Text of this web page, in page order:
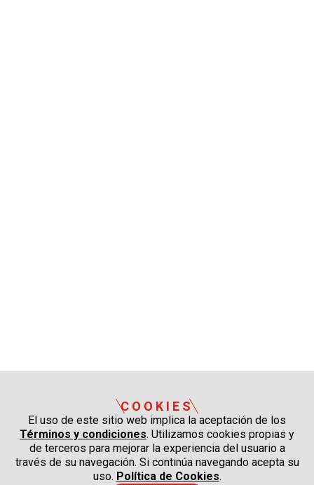
COOKIES
El uso de este sitio web implica la aceptación de los
Términos y condiciones. Utilizamos cookies propias y
de terceros para mejorar la experiencia del usuario a
través de su navegación. Si continúa navegando acepta su
uso. Política de Cookies.